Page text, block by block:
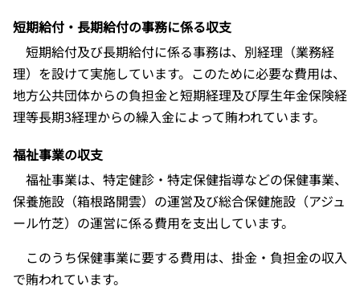
短期給付・長期給付の事務に係る収支
短期給付及び長期給付に係る事務は、別経理（業務経
理）を設けて実施しています。このために必要な費用は、
地方公共団体からの負担金と短期経理及び厚生年金保険経
理等長期3経理からの繰入金によって賄われています。
福祉事業の収支
福祉事業は、特定健診・特定保健指導などの保健事業、
保養施設（箱根路開雲）の運営及び総合保健施設（アジュ
ール竹芝）の運営に係る費用を支出しています。
このうち保健事業に要する費用は、掛金・負担金の収入
で賄われています。